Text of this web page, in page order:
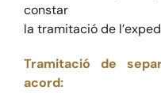
la tramitacióde
Tramitació de
acord: